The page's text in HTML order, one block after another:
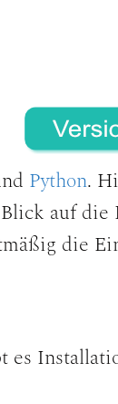
Python.
auf
die
es